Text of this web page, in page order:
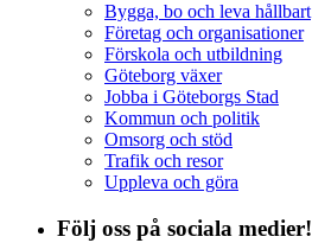
Bygga, bo och leva hållbart
Företag och organisationer
Förskola och utbildning
Göteborg växer
Jobba i Göteborgs Stad
Kommun och politik
Omsorg och stöd
Trafik och resor
Uppleva och göra
Följ oss på sociala medier!